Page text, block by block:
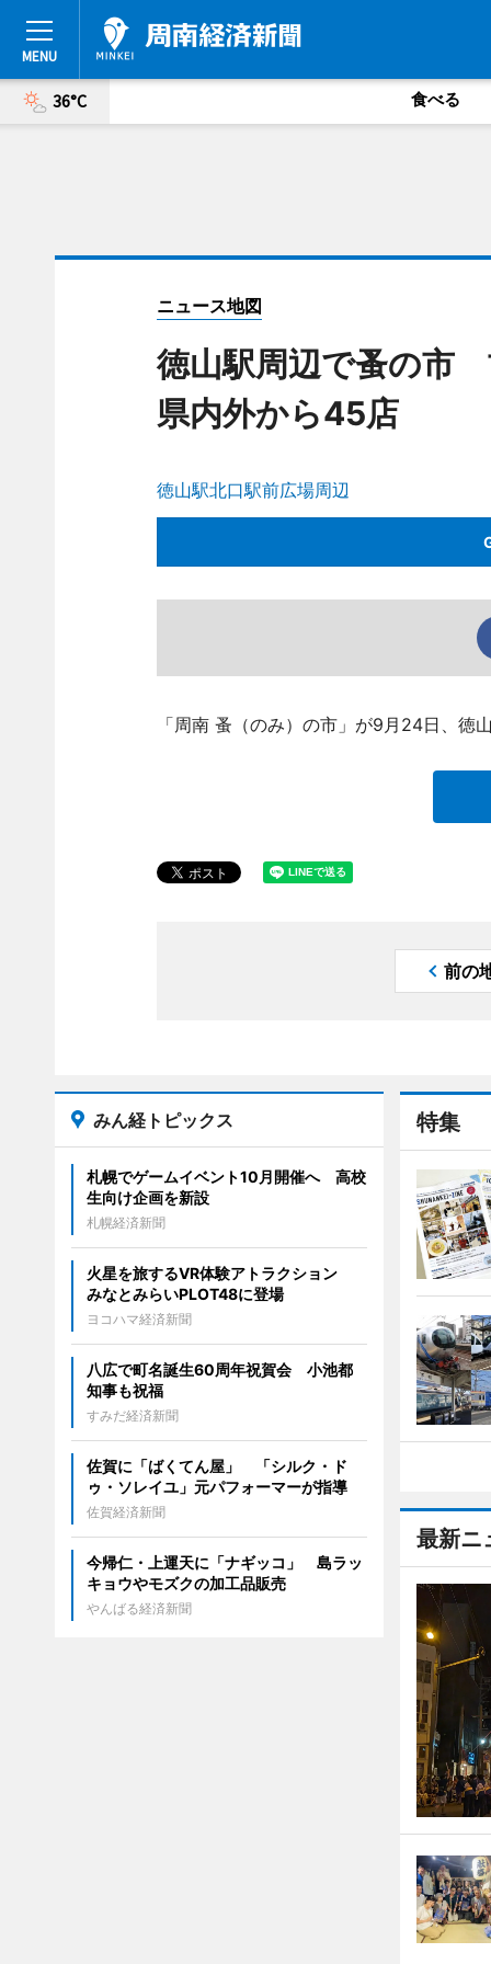
36°C 食べる
ニュース地図
徳山駅周辺で蚤の市
県内外から45店
徳山駅北口駅前広場周辺
「周南 蚤（のみ）の市」が9月24日、徳
前の
特集
最新ニ
みん経トピックス
札幌でゲームイベント10月開催へ 高校
生向け企画を新設
札幌経済新聞
火星を旅するVR体験アトラクション
みなとみらいPLOT48に登場
ヨコハマ経済新聞
八広で町名誕生60周年祝賀会 小池都
知事も祝福
すみだ経済新聞
佐賀に「ばくてん屋」 「シルク・ド
ゥ・ソレイユ」元パフォーマーが指導
佐賀経済新聞
今帰仁・上運天に「ナギッコ」 島ラッ
キョウやモズクの加工品販売
やんばる経済新聞